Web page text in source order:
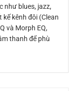
như blues, jazz,
kế kênh đôi (Clean
và Morph EQ,
thanh để phù